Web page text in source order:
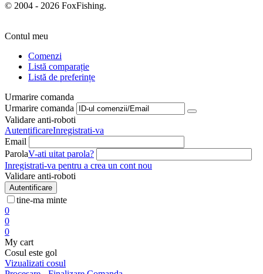
© 2004 - 2026 FoxFishing.
Contul meu
Comenzi
Listă comparație
Listă de preferințe
Urmarire comanda
Urmarire comanda
Validare anti-roboti
AutentificareInregistrati-va
Email
ParolaV-ati uitat parola?
Inregistrati-va pentru a crea un cont nou
Validare anti-roboti
Autentificare
tine-ma minte
0
0
0
My cart
Cosul este gol
Vizualizati cosul